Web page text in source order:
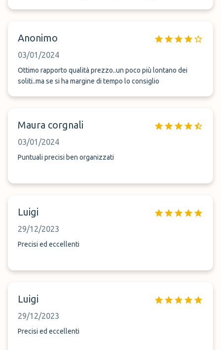
Anonimo
03/01/2024
Ottimo rapporto qualità prezzo..un poco più lontano dei
soliti..ma se si ha margine di tempo lo consiglio
Maura corgnali
03/01/2024
Puntuali precisi ben organizzati
Luigi
29/12/2023
Precisi ed eccellenti
Luigi
29/12/2023
Precisi ed eccellenti